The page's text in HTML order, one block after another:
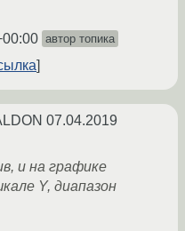
автор топика
07.04.2019
и на графике
Y, диапазон